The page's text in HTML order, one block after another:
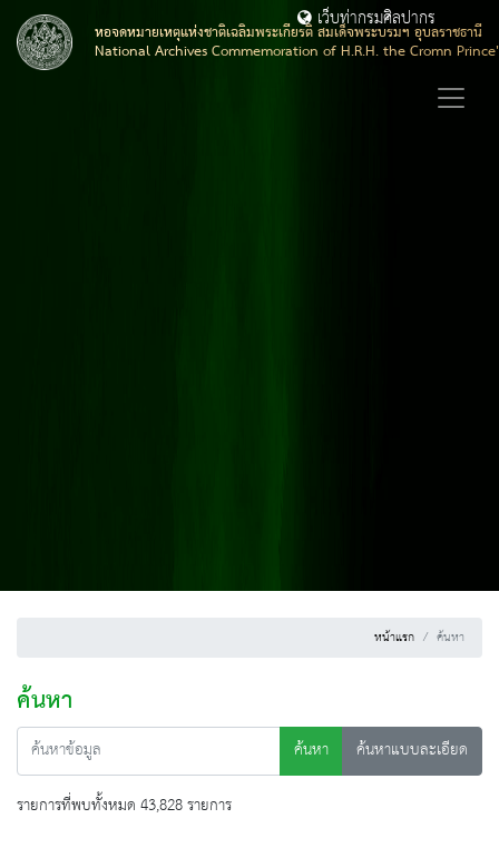
หอจดหมายเหตุแห่งชาติเฉลิมพระเกียรติ สมเด็จพระบรมฯ อุบลราชธานี
National Archives Commemoration of H.R.H. the Cromn
เว็บท่ากรมศิลปากร
หน้าแรก ค้นหา
ค้นหา
ค้นหา
ค้นหาแบบละเอียด
รายการที่พบทั้งหมด 43,828 รายการ